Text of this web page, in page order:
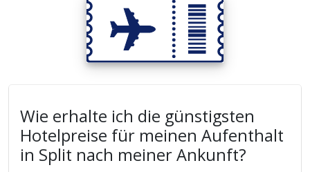
Wie erhalte ich die günstigsten
Hotelpreise für meinen Aufenthalt
in Split nach meiner Ankunft?